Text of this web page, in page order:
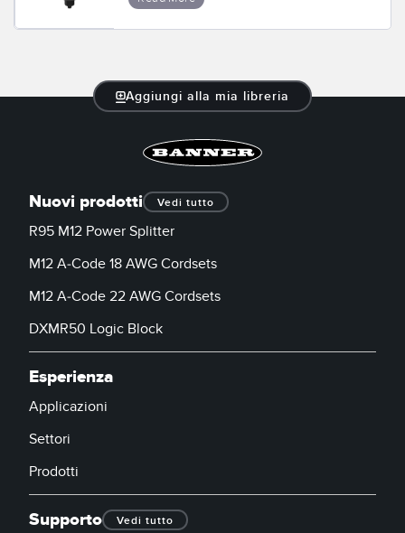
Sensori Pick-to-Light
Sensori di monitoraggio delle condizioni
Sensori di monitoraggio delle condizioni wireless
ACCESSORI
ACCESSORI
Convertitori
SOFTWARE
Software interfaccia utente sensore
Software per sensori di misura Banner
Aggiungi alla mia libreria
Nuovi prodotti Vedi tutto
R95 M12 Power Splitter
M12 A-Code 18 AWG Cordsets
M12 A-Code 22 AWG Cordsets
DXMR50 Logic Block
Esperienza
Applicazioni
Settori
Prodotti
Supporto Vedi tutto